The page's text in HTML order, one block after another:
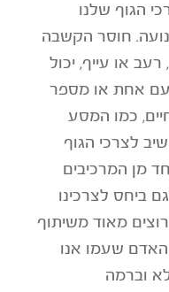
הגוף שלנו
חוסר הקשבה
או עייף, יכול
אחת או מספר
כמו המסע
לצרכי הגוף
מן המרכיבים
ביחס לצרכינו
מאוד משיתוף
האדם שעמו אנו
וברמה